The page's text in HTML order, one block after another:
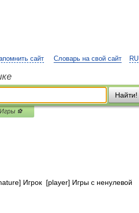
RU
сайт Словарь на свой сайт
Найти!
Игры ⚽
Игрок [player] Игры с ненулевой